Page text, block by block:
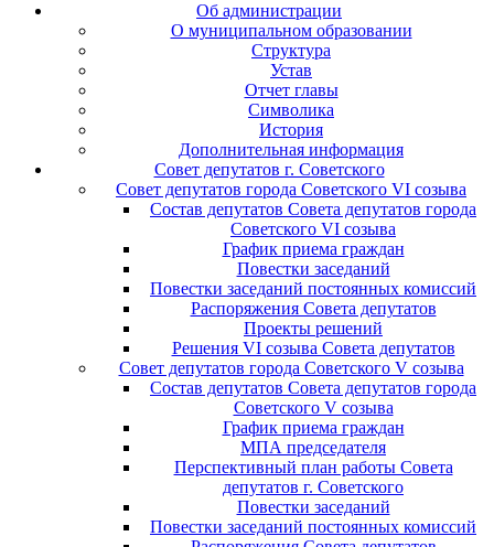
Об администрации
О муниципальном образовании
Структура
Устав
Отчет главы
Символика
История
Дополнительная информация
Совет депутатов г. Советского
Совет депутатов города Советского VI созыва
Состав депутатов Совета депутатов города
Советского VI созыва
График приема граждан
Повестки заседаний
Повестки заседаний постоянных комиссий
Распоряжения Совета депутатов
Проекты решений
Решения VI созыва Совета депутатов
Совет депутатов города Советского V созыва
Состав депутатов Совета депутатов города
Советского V созыва
График приема граждан
МПА председателя
Перспективный план работы Совета
депутатов г. Советского
Повестки заседаний
Повестки заседаний постоянных комиссий